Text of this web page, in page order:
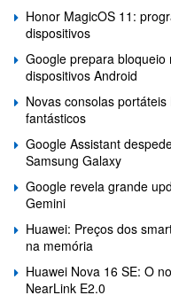
Honor MagicOS 11:
dispositivos
Google prepara
dispositivos Android
Novas consolas
fantásticos
Google Assistant
Samsung Galaxy
Google revela grande
Gemini
Huawei: Preços dos
na memória
Huawei Nova 16 SE: O
NearLink E2.0